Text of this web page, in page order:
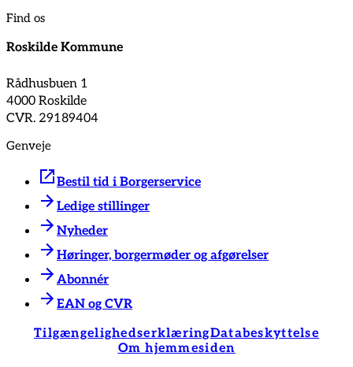
Find os
Roskilde Kommune
Rådhusbuen 1
4000 Roskilde
CVR. 29189404
Genveje
Bestil tid i Borgerservice
Ledige stillinger
Nyheder
Høringer, borgermøder og afgørelser
Abonnér
EAN og CVR
TilgængelighedserklæringDatabeskyttelse
Om hjemmesiden